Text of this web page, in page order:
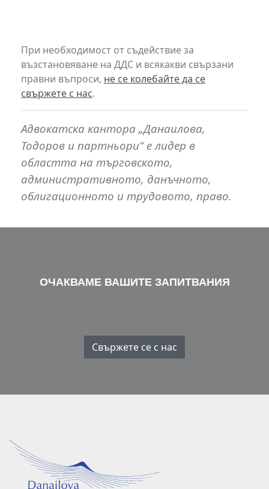
При необходимост от съдействие за
възстановяване на ДДС и всякакви свързани
правни въпроси, не се колебайте да се
свържете с нас.
Адвокатска кантора „Данаилова,
Тодоров и партньори“ е лидер в
областта на търговското,
административното, данъчното,
облигационното и трудовото, право.
ОЧАКВАМЕ ВАШИТЕ ЗАПИТВАНИЯ
Свържете се с нас